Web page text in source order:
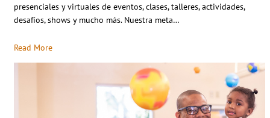
presenciales y virtuales de eventos, clases, talleres, actividades,
desafíos, shows y mucho más. Nuestra meta…
Read More